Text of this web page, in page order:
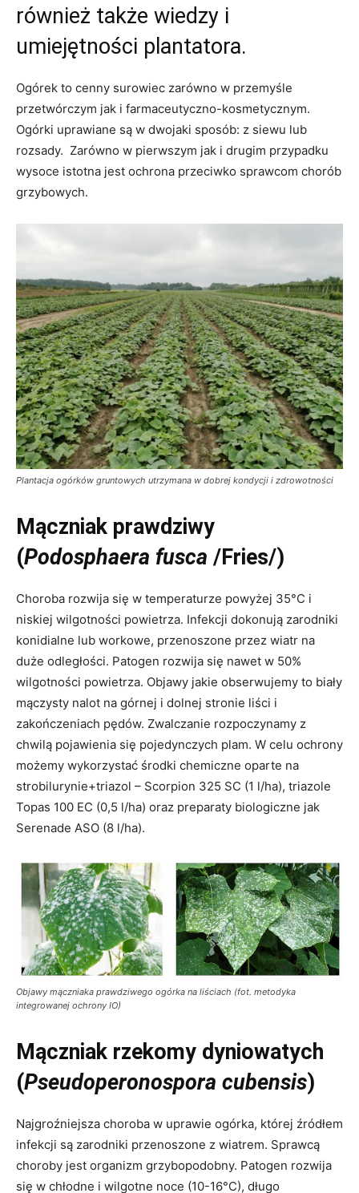
również także wiedzy i
umiejętności plantatora.
Ogórek to cenny surowiec zarówno w przemyśle
przetwórczym jak i farmaceutyczno-kosmetycznym.
Ogórki uprawiane są w dwojaki sposób: z siewu lub
rozsady. Zarówno w pierwszym jak i drugim przypadku
wysoce istotna jest ochrona przeciwko sprawcom chorób
grzybowych.
Plantacja ogórków gruntowych utrzymana w dobrej kondycji i zdrowotności
Mączniak prawdziwy
(Podosphaera fusca /Fries/)
Choroba rozwija się w temperaturze powyżej 35°C i
niskiej wilgotności powietrza. Infekcji dokonują zarodniki
konidialne lub workowe, przenoszone przez wiatr na
duże odległości. Patogen rozwija się nawet w 50%
wilgotności powietrza. Objawy jakie obserwujemy to biały
mączysty nalot na górnej i dolnej stronie liści i
zakończeniach pędów. Zwalczanie rozpoczynamy z
chwilą pojawienia się pojedynczych plam. W celu ochrony
możemy wykorzystać środki chemiczne oparte na
strobilurynie+triazol – Scorpion 325 SC (1 l/ha), triazole
Topas 100 EC (0,5 l/ha) oraz preparaty biologiczne jak
Serenade ASO (8 l/ha).
Objawy mączniaka prawdziwego ogórka na liściach (fot. metodyka
integrowanej ochrony IO)
Mączniak rzekomy dyniowatych
(Pseudoperonospora cubensis)
Najgroźniejsza choroba w uprawie ogórka, której źródłem
infekcji są zarodniki przenoszone z wiatrem. Sprawcą
choroby jest organizm grzybopodobny. Patogen rozwija
się w chłodne i wilgotne noce (10-16°C), długo